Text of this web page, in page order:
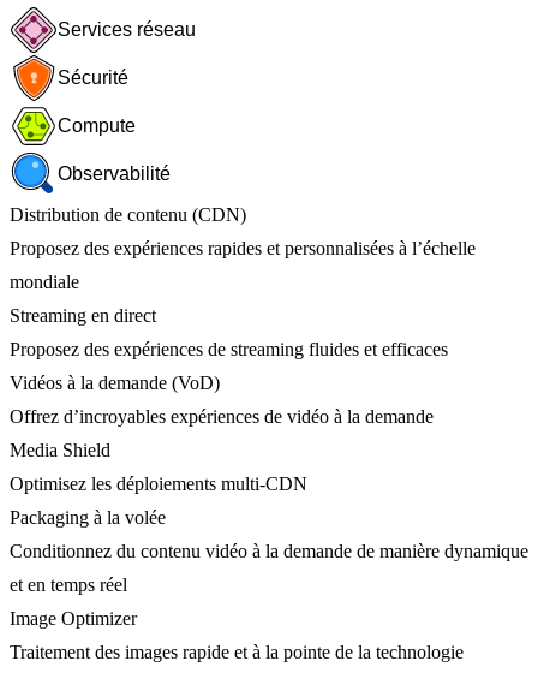
Services réseau
Sécurité
Compute
Observabilité
Distribution de contenu (CDN)
Proposez des expériences rapides et personnalisées à l’échelle
mondiale
Streaming en direct
Proposez des expériences de streaming fluides et efficaces
Vidéos à la demande (VoD)
Offrez d’incroyables expériences de vidéo à la demande
Media Shield
Optimisez les déploiements multi-CDN
Packaging à la volée
Conditionnez du contenu vidéo à la demande de manière dynamique
et en temps réel
Image Optimizer
Traitement des images rapide et à la pointe de la technologie